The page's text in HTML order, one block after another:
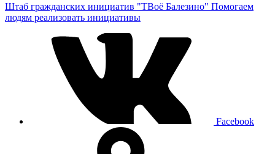
Штаб гражданских инициатив "ТВоё Балезино" Помогаем
людям реализовать инициативы
Facebook